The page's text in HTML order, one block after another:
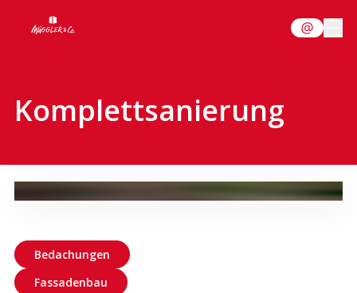
Komplettsanierung
Bedachungen
Fassadenbau